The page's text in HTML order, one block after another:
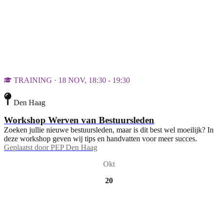
TRAINING · 18 NOV, 18:30 - 19:30
Den Haag
Workshop Werven van Bestuursleden
Zoeken jullie nieuwe bestuursleden, maar is dit best wel moeilijk? In
deze workshop geven wij tips en handvatten voor meer succes.
Geplaatst door PEP Den Haag
Okt
20